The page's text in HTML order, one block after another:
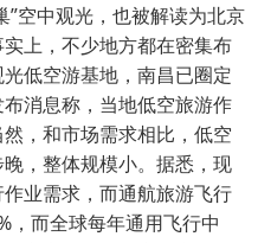
”空中观光，也被解读为北京
上，不少地方都在密集布
低空游基地，南昌已圈定
消息称，当地低空旅游作
，和市场需求相比，低空
，整体规模小。据悉，现
业需求，而通航旅游飞行
，而全球每年通用飞行中